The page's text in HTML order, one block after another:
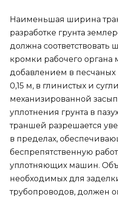
Наименьшая ширина
разработке грунта
должна
кромки рабочего
добавлением в песчаных
0,15 м, в глинистых и
механизированной
уплотнения грунта в
траншей разрешается
в пределах,
беспрепятственную
уплотняющих машин.
необходимых для
трубопроводов, должен